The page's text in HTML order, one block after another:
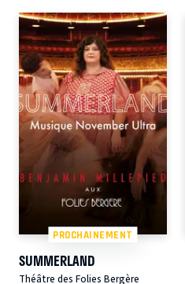
PROCHAINEMENT
SUMMERLAND
Théâtre des Folies Bergère